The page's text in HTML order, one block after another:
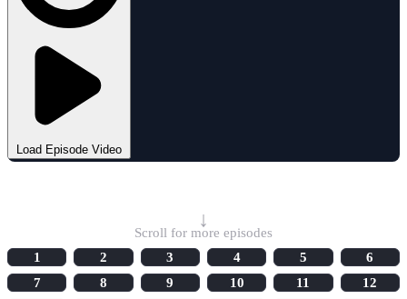
Load Episode Video
↓
Scroll for more episodes
1
2 3 4 5
6
7
8 9 10 11
12